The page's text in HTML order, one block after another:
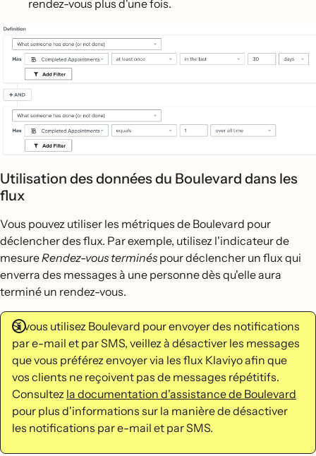
rendez-vous plus d'une fois.
Utilisation des données du Boulevard dans les
flux
Vous pouvez utiliser les métriques de Boulevard pour
déclencher des flux. Par exemple, utilisez l'indicateur de
mesureRendez-vous terminéspour déclencher un flux qui
enverra des messages à une personne dès qu'elle aura
terminé un rendez-vous.
Si vous utilisez Boulevard pour envoyer des notifications
par e-mail et par SMS, veillez à désactiver les messages
que vous préférez envoyer via les flux Klaviyo afin que
vos clients ne reçoivent pas de messages répétitifs.
Consultez la documentation d'assistance de Boulevard
pour plus d'informations sur la manière de désactiver
les notifications par e-mail et par SMS.